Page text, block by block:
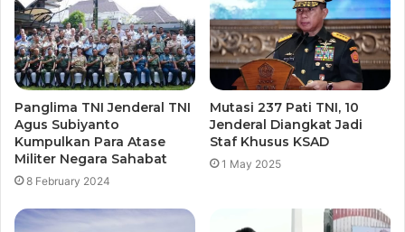
Panglima TNI Jenderal TNI
Agus Subiyanto
Kumpulkan Para Atase
Militer Negara Sahabat
8 February 2024
Mutasi 237 Pati TNI, 10
Jenderal Diangkat Jadi
Staf Khusus KSAD
1 May 2025